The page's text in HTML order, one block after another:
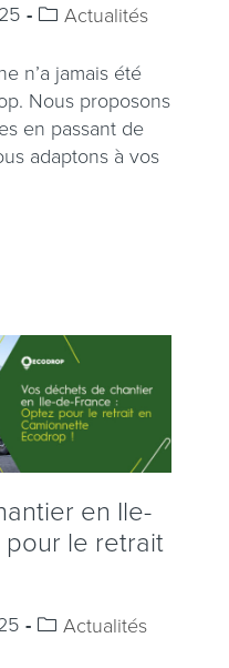
Actualités
n’a jamais été
Nous proposons
en passant de
adaptons à vos
en Ile-
le retrait
Actualités